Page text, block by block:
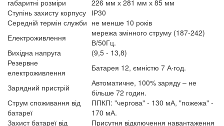
габаритні розміри
226 мм х 281 мм х 85 мм
Ступінь захисту корпусу ІР30
Середній термін служби не менше 10 років
Електроживлення
мережа змінного струму (187-242)
В/50Гц.
Вихідна напруга
(9,5 - 13,8)
Резервне
електроживлення
Батарея 12, ємністю 7 А∙год.
Зарядний пристрій
Автоматичне, 100% заряду – не
більше 72 годин.
Струм споживання від
батареї
ППКП: "чергова" - 130 мА, "пожежа" -
170 мА.
Захист батареї від
Присутня відключення навантаження